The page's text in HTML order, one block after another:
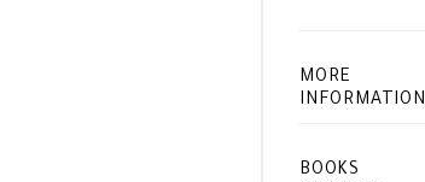
MORE
INFORMATION
BOOKS